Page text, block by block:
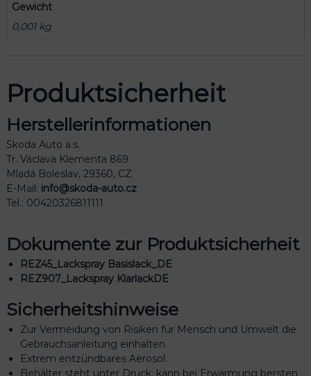
Gewicht
0,001 kg
Produktsicherheit
Herstellerinformationen
Skoda Auto a.s.
Tr. Václava Klementa 869
Mladá Boleslav, 29360, CZ
E-Mail: info@skoda-auto.cz
Tel.: 00420326811111
Dokumente zur Produktsicherheit
REZ45_Lackspray Basislack_DE
REZ907_Lackspray KlarlackDE
Sicherheitshinweise
Zur Vermeidung von Risiken für Mensch und Umwelt die
Gebrauchsanleitung einhalten.
Extrem entzündbares Aerosol.
Behälter steht unter Druck: kann bei Erwärmung bersten.